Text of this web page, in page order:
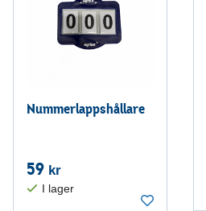
Nummerlappshållare
59 kr